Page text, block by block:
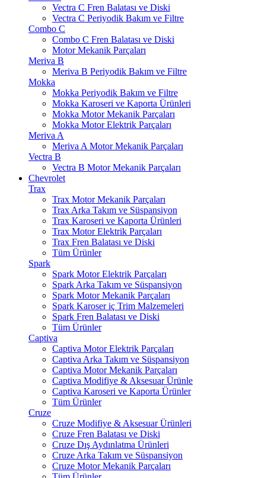
Vectra C Fren Balatası ve Diski
Vectra C Periyodik Bakım ve Filtre
Combo C
Combo C Fren Balatası ve Diski
Motor Mekanik Parçaları
Meriva B
Meriva B Periyodik Bakım ve Filtre
Mokka
Mokka Periyodik Bakım ve Filtre
Mokka Karoseri ve Kaporta Ürünleri
Mokka Motor Mekanik Parçaları
Mokka Motor Elektrik Parçaları
Meriva A
Meriva A Motor Mekanik Parçaları
Vectra B
Vectra B Motor Mekanik Parçaları
Chevrolet
Trax
Trax Motor Mekanik Parçaları
Trax Arka Takım ve Süspansiyon
Trax Karoseri ve Kaporta Ürünleri
Trax Motor Elektrik Parçaları
Trax Fren Balatası ve Diski
Tüm Ürünler
Spark
Spark Motor Elektrik Parçaları
Spark Arka Takım ve Süspansiyon
Spark Motor Mekanik Parçaları
Spark Karoser iç Trim Malzemeleri
Spark Fren Balatası ve Diski
Tüm Ürünler
Captiva
Captiva Motor Elektrik Parçaları
Captiva Arka Takım ve Süspansiyon
Captiva Motor Mekanik Parçaları
Captiva Modifiye & Aksesuar Ürünle
Captiva Karoseri ve Kaporta Ürünler
Tüm Ürünler
Cruze
Cruze Modifiye & Aksesuar Ürünleri
Cruze Fren Balatası ve Diski
Cruze Dış Aydınlatma Ürünleri
Cruze Arka Takım ve Süspansiyon
Cruze Motor Mekanik Parçaları